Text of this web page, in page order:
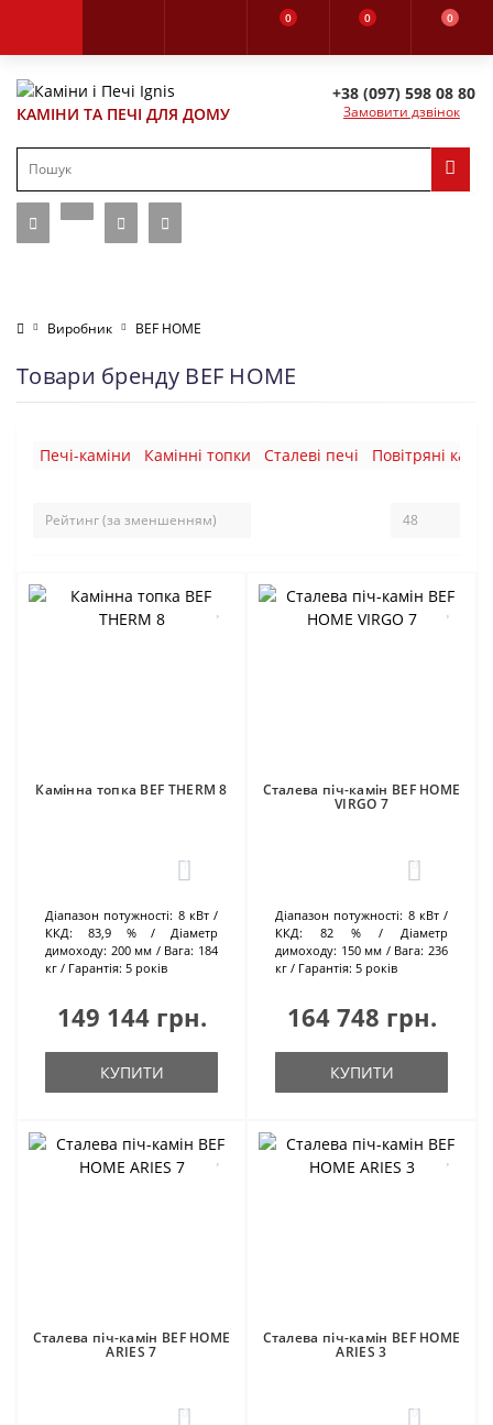
0 0 0
КАМІНИ ТА ПЕЧІ ДЛЯ ДОМУ
+38 (097) 598 08 80
Замовити дзвінок
Виробник BEF HOME
Товари бренду BEF HOME
Печі-каміни Камінні топки Сталеві печі Повітряні
Камінна топка BEF THERM 8
1
Діапазон потужності: 8 кВт
ККД:
83,9 %
Діаметр
димоходу: 200 мм Вага: 184
кг
Гарантія: 5 років
149 144 грн.
КУПИТИ
Сталева піч-камін BEF HOME
VIRGO 7
0
Діапазон потужності: 8 кВт
ККД:
82 %
Діаметр
димоходу: 150 мм Вага: 236
кг
Гарантія: 5 років
164 748 грн.
КУПИТИ
Сталева піч-камін BEF HOME
ARIES 7
0
Сталева піч-камін BEF HOME
ARIES 3
0